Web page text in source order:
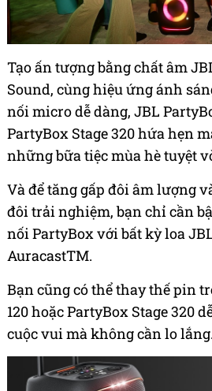
Tạo ấn tượng bằng chất âm
Sound, cùng hiệu ứng ánh
nối micro dễ dàng, JBL
PartyBox Stage 320 hứa hẹn
những bữa tiệc mùa hè tuyệt
Và để tăng gấp đôi âm lượng
đôi trải nghiệm, bạn chỉ cần
nối PartyBox với bất kỳ loa
AuracastTM.
Bạn cũng có thể thay thế pin
120 hoặc PartyBox Stage 320
cuộc vui mà không cần lo lắng.